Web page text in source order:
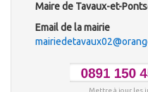
Maire de Tavaux-et-
Email de la mairie
Mettre à jour les